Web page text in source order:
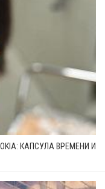
КАПСУЛА ВРЕМЕНИ И